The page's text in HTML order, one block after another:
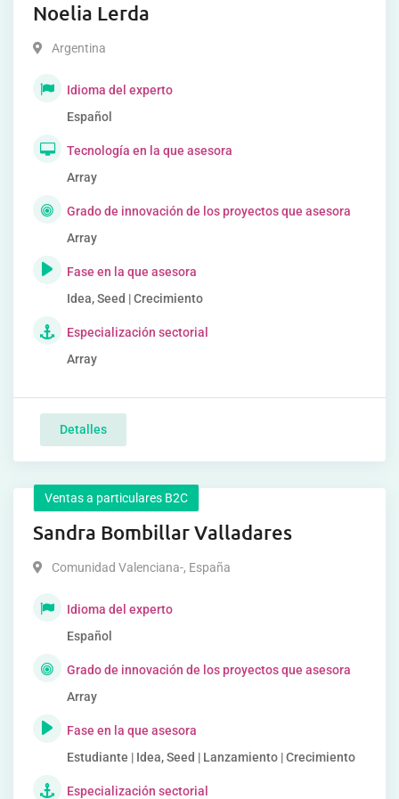
Noelia Lerda
Argentina
Idioma del experto
Español
Tecnología en la que asesora
Array
Grado de innovación de los proyectos que asesora
Array
Fase en la que asesora
Idea, Seed | Crecimiento
Especialización sectorial
Array
Detalles
Ventas a particulares B2C
Sandra Bombillar Valladares
Comunidad Valenciana-, España
Idioma del experto
Español
Grado de innovación de los proyectos que asesora
Array
Fase en la que asesora
Estudiante | Idea, Seed | Lanzamiento | Crecimiento
Especialización sectorial